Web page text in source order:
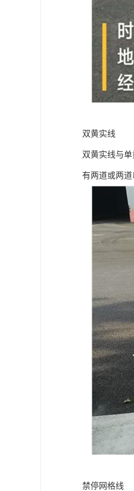
双黄实线
双黄实线与
有两道或两道
禁停网格线